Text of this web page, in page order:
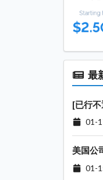
最
[已行
01-
美国公
01-